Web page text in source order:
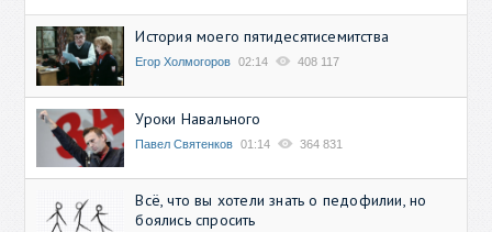
История моего пятидесятисемитства
Егор Холмогоров 02:14 408 117
Уроки Навального
Павел Святенков 01:14 364 831
Всё, что вы хотели знать о педофилии, но
боялись спросить